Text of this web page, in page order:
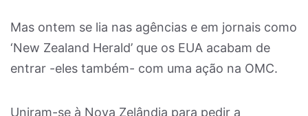
Mas ontem se lia nas agências e em jornais como
‘New Zealand Herald’ que os EUA acabam de
entrar -eles também- com uma ação na OMC.
Uniram-se à Nova Zelândia para pedir a